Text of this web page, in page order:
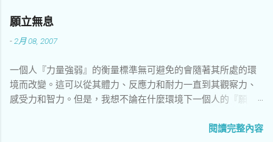
願立無息
- 2月 08, 2007
一個人『力量強弱』的衡量標準無可避免的會隨著其所處的環
境而改變。這可以從其體力、反應力和耐力一直到其觀察力、
感受力和智力。但是，我想不論在什麼環境下一個人的『願
為自我遊歷這一個世界的工具。而願力可以說是自我在操控自
閱讀完整內容